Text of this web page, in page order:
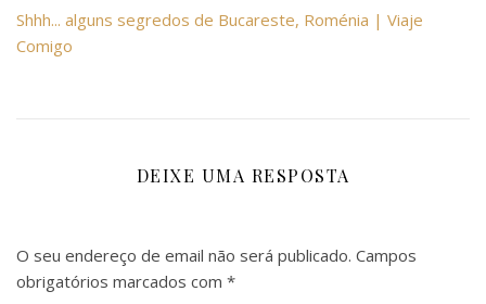
Shhh... alguns segredos de Bucareste, Roménia | Viaje
Comigo
DEIXE UMA RESPOSTA
O seu endereço de email não será publicado. Campos
obrigatórios marcados com *